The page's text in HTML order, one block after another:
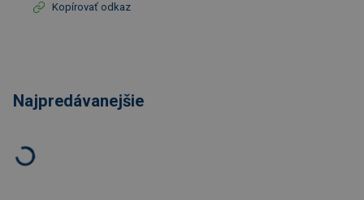
Kopírovať odkaz
Najpredávanejšie